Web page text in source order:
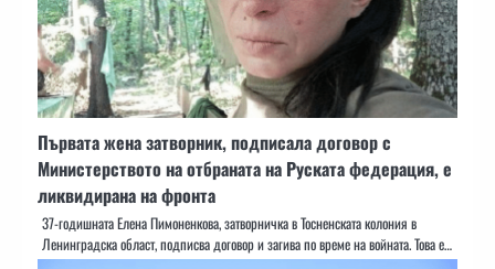
Първата жена затворник, подписала договор с
Министерството на отбраната на Руската федерация, е
ликвидирана на фронта
37-годишната Елена Пимоненкова, затворничка в Тосненската колония в
Ленинградска област, подписва договор и загива по време на войната. Това е…